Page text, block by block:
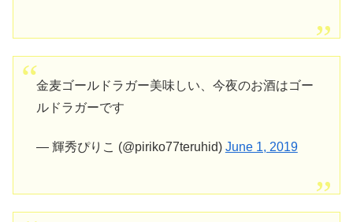
金麦ゴールドラガー美味しい、今夜のお酒はゴー
ルドラガーです
— 輝秀ぴりこ (@piriko77teruhid) June 1, 2019